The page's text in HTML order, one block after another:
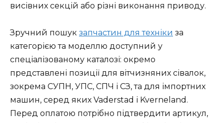
висівних секцій або різні виконання приводу.
Зручний пошук запчастин для техніки за
категорією та моделлю доступний у
спеціалізованому каталозі: окремо
представлені позиції для вітчизняних сівалок,
зокрема СУПН, УПС, СПЧ і СЗ, та для імпортних
машин, серед яких Vaderstad і Kverneland.
Перед оплатою потрібно підтвердити артикул,